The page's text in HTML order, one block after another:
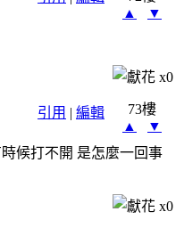
▲
▼
x0
引用 | 編輯
73樓
▲
▼
候打不開 是怎麼一回事
x0